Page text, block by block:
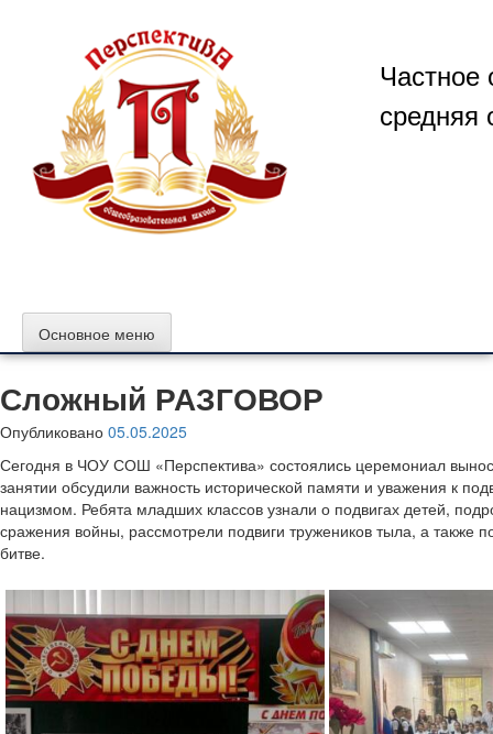
содержимому
Частное
средняя
Основное меню
Сложный РАЗГОВОР
Опубликовано 05.05.2025
Сегодня в ЧОУ СОШ «Перспектива» состоялись церемониал
занятии обсудили важность исторической памяти и уважения к
нацизмом. Ребята младших классов узнали о подвигах детей,
сражения войны, рассмотрели подвиги тружеников тыла, а также
битве.